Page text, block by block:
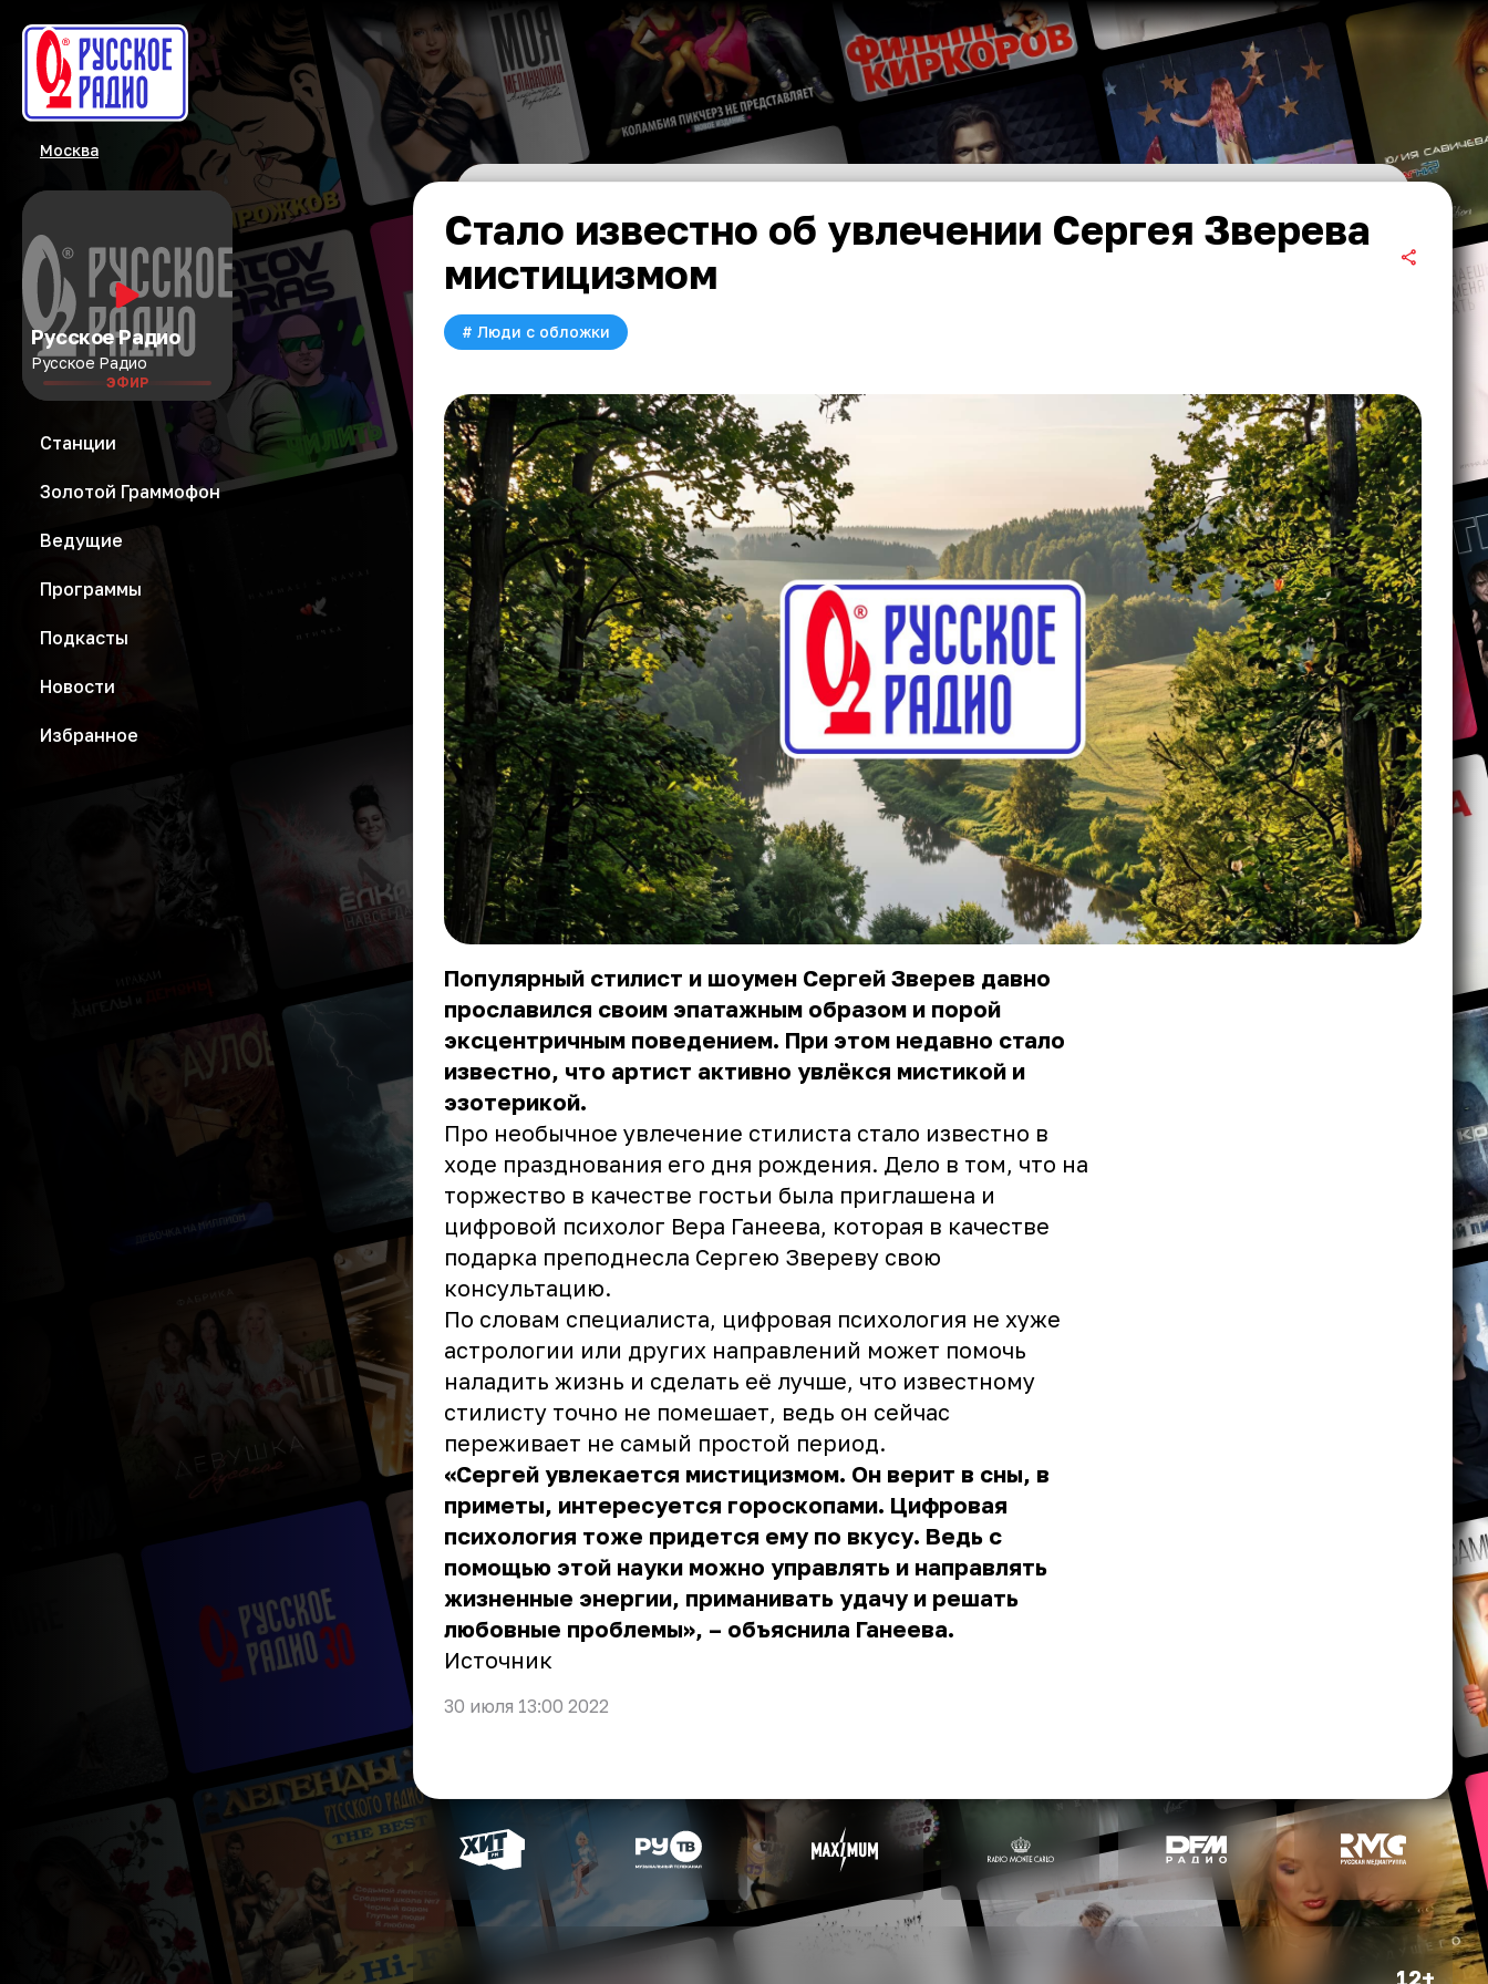
Москва
Русское Радио
Русское Радио
ЭФИР
Станции
Золотой Граммофон
Ведущие
Программы
Подкасты
Новости
Избранное
Стало известно об увлечении Сергея Зверева
мистицизмом
# Люди с обложки
Популярный стилист и шоумен Сергей Зверев давно
прославился своим эпатажным образом и порой
эксцентричным поведением. При этом недавно стало
известно, что артист активно увлёкся мистикой и
эзотерикой.
Про необычное увлечение стилиста стало известно в
ходе празднования его дня рождения. Дело в том, что на
торжество в качестве гостьи была приглашена и
цифровой психолог Вера Ганеева, которая в качестве
подарка преподнесла Сергею Звереву свою
консультацию.
По словам специалиста, цифровая психология не хуже
астрологии или других направлений может помочь
наладить жизнь и сделать её лучше, что известному
стилисту точно не помешает, ведь он сейчас
переживает не самый простой период.
«Сергей увлекается мистицизмом. Он верит в сны, в
приметы, интересуется гороскопами. Цифровая
психология тоже придется ему по вкусу. Ведь с
помощью этой науки можно управлять и направлять
жизненные энергии, приманивать удачу и решать
любовные проблемы», – объяснила Ганеева.
Источник
30 июля 13:00 2022
12+